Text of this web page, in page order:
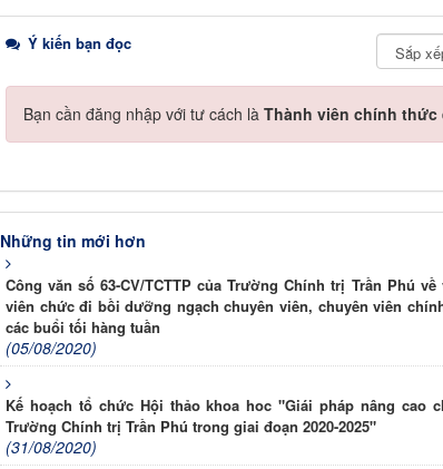
Ý kiến bạn đọc
Bạn cần đăng nhập với tư cách là Thành viên chính thức
Những tin mới hơn
Công văn số 63-CV/TCTTP của Trường Chính trị Trần Phú
viên chức đi bồi dưỡng ngạch chuyên viên, chuyên viên
các buổi tối hàng tuần
(05/08/2020)
Kế hoạch tổ chức Hội thảo khoa hoc "Giái pháp nâng cao
Trường Chính trị Trần Phú trong giai đoạn 2020-2025"
(31/08/2020)